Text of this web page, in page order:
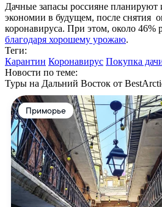
Дачные запасы россияне планируют
экономии в будущем, после снятия
коронавируса. При этом, около 46%
благодаря хорошему урожаю.
Теги:
Карантин Коронавирус Покупка
Новости по теме:
Туры на Дальний Восток от